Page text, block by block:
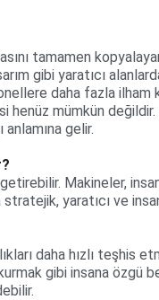
tamamen
gibi yaratıcı
daha fazla ilham
henüz mümkün
gelir.
Makineler,
yaratıcı ve
daha hızlı teşhis
gibi insana özgü